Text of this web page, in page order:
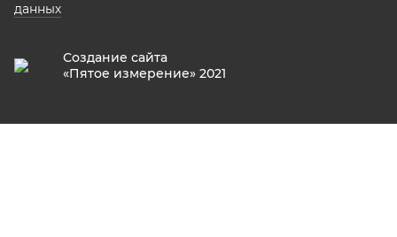
данных
Создание сайта
«Пятое измерение» 2021